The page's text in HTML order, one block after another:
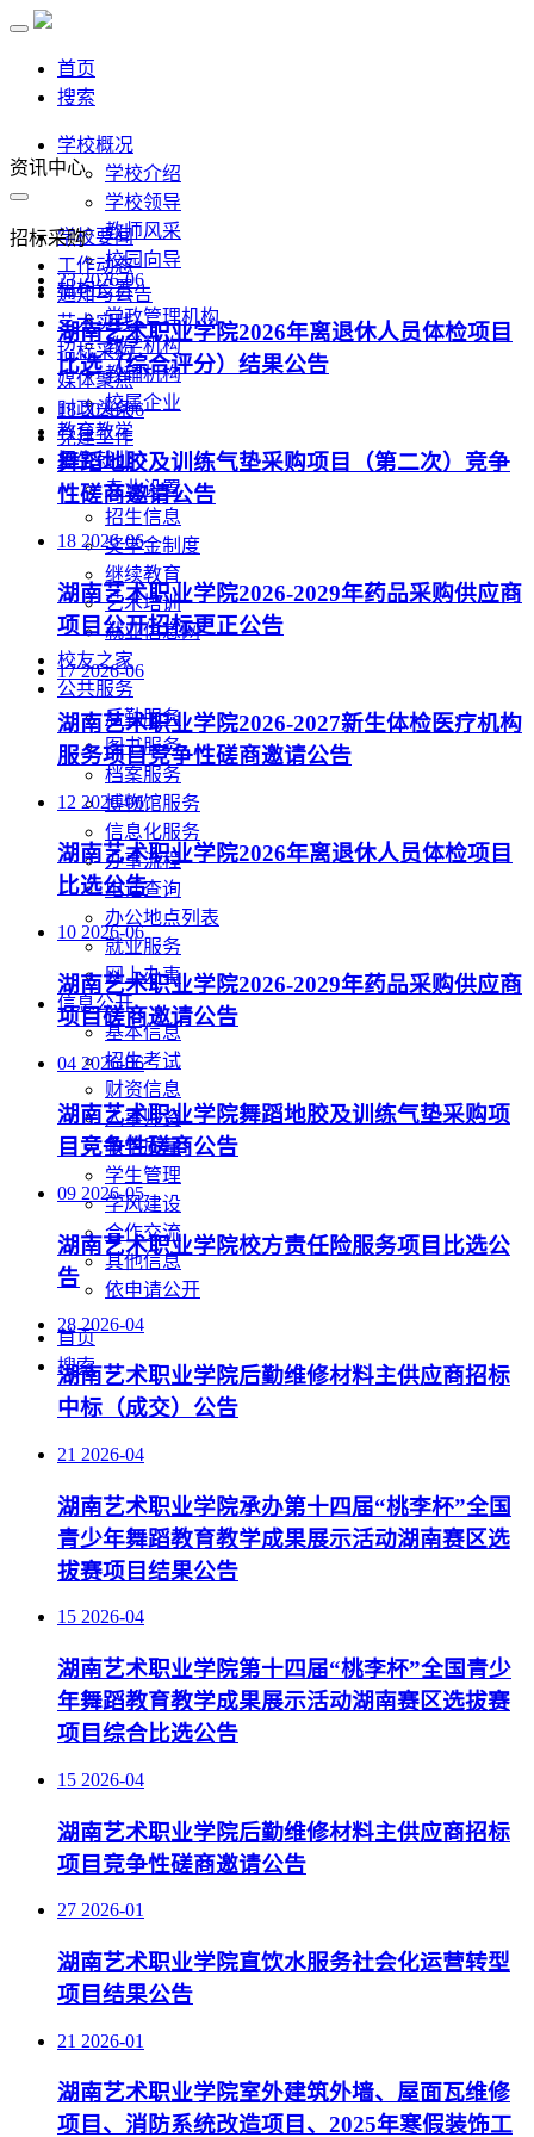
首页
搜索
学校概况
学校介绍
学校领导
教师风采
校园向导
机构设置
党政管理机构
教学机构
教辅机构
校属企业
教育教学
招生就业
专业设置
招生信息
奖学金制度
继续教育
艺术培训
就业信息网
校友之家
公共服务
后勤服务
图书服务
档案服务
博物馆服务
信息化服务
办事流程
电话查询
办公地点列表
就业服务
网上办事
信息公开
基本信息
招生考试
财资信息
人事师资
教学质量
学生管理
学风建设
合作交流
其他信息
依申请公开
首页
搜索
资讯中心
学校要闻
工作动态
通知与公告
艺术实践
招标采购
媒体聚焦
时政头条
党建工作
招标采购
23 2026-06
湖南艺术职业学院2026年离退休人员体检项目
比选（综合评分）结果公告
18 2026-06
舞蹈地胶及训练气垫采购项目（第二次）竞争
性磋商邀请公告
18 2026-06
湖南艺术职业学院2026-2029年药品采购供应商
项目公开招标更正公告
17 2026-06
湖南艺术职业学院2026-2027新生体检医疗机构
服务项目竞争性磋商邀请公告
12 2026-06
湖南艺术职业学院2026年离退休人员体检项目
比选公告
10 2026-06
湖南艺术职业学院2026-2029年药品采购供应商
项目磋商邀请公告
04 2026-06
湖南艺术职业学院舞蹈地胶及训练气垫采购项
目竞争性磋商公告
09 2026-05
湖南艺术职业学院校方责任险服务项目比选公
告
28 2026-04
湖南艺术职业学院后勤维修材料主供应商招标
中标（成交）公告
21 2026-04
湖南艺术职业学院承办第十四届“桃李杯”全国
青少年舞蹈教育教学成果展示活动湖南赛区选
拔赛项目结果公告
15 2026-04
湖南艺术职业学院第十四届“桃李杯”全国青少
年舞蹈教育教学成果展示活动湖南赛区选拔赛
项目综合比选公告
15 2026-04
湖南艺术职业学院后勤维修材料主供应商招标
项目竞争性磋商邀请公告
27 2026-01
湖南艺术职业学院直饮水服务社会化运营转型
项目结果公告
21 2026-01
湖南艺术职业学院室外建筑外墙、屋面瓦维修
项目、消防系统改造项目、2025年寒假装饰工